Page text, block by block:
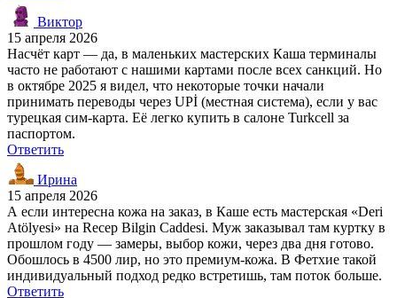
Виктор
15 апреля 2026
Насчёт карт — да, в маленьких мастерских Каша терминалы
часто не работают с нашими картами после всех санкций. Но
в октябре 2025 я видел, что некоторые точки начали
принимать переводы через UPİ (местная система), если у вас
турецкая сим-карта. Её легко купить в салоне Turkcell за
паспортом.
Ответить
Ирина
15 апреля 2026
А если интересна кожа на заказ, в Каше есть мастерская «Deri
Atölyesi» на Recep Bilgin Caddesi. Муж заказывал там куртку в
прошлом году — замеры, выбор кожи, через два дня готово.
Обошлось в 4500 лир, но это премиум-кожа. В Фетхие такой
индивидуальный подход редко встретишь, там поток больше.
Ответить